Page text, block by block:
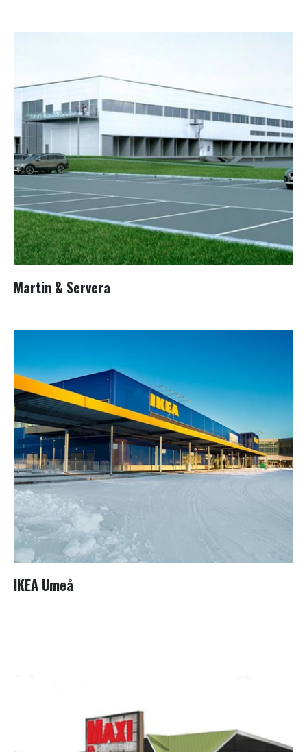
Martin & Servera
IKEA Umeå